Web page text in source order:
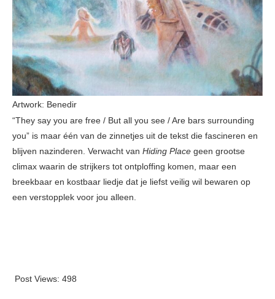
Artwork: Benedir
“They say you are free / But all you see / Are bars surrounding
you” is maar één van de zinnetjes uit de tekst die fascineren en
blijven nazinderen. Verwacht van Hiding Place geen grootse
climax waarin de strijkers tot ontploffing komen, maar een
breekbaar en kostbaar liedje dat je liefst veilig wil bewaren op
een verstopplek voor jou alleen.
Post Views: 498